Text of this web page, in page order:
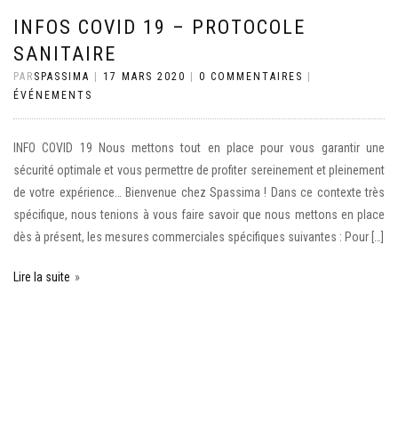
INFOS COVID 19 – PROTOCOLE
SANITAIRE
PAR SPASSIMA | 17 MARS 2020 | 0 COMMENTAIRES |
ÉVÉNEMENTS
INFO COVID 19 Nous mettons tout en place pour vous garantir une
sécurité optimale et vous permettre de profiter sereinement et pleinement
de votre expérience… Bienvenue chez Spassima ! Dans ce contexte très
spécifique, nous tenions à vous faire savoir que nous mettons en place
dès à présent, les mesures commerciales spécifiques suivantes : Pour […]
Lire la suite